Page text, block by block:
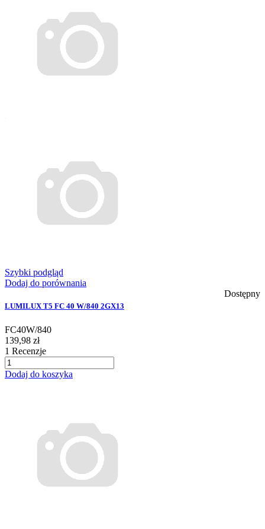
Szybki podgląd
Dodaj do porównania
Dostępny
LUMILUX T5 FC 40 W/840 2GX13
FC40W/840
139,98 zł
1 Recenzje
Dodaj do koszyka